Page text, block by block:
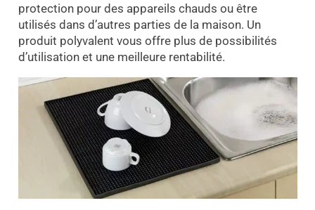
protection pour des appareils chauds ou être
utilisés dans d’autres parties de la maison. Un
produit polyvalent vous offre plus de possibilités
d’utilisation et une meilleure rentabilité.